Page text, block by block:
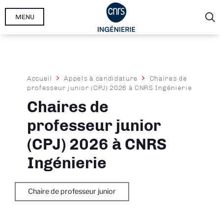
Aller
MENU
Fil
d'Ariane
Accueil Appels à candidature
Chaires de
professeur junior (CPJ) 2026 à CNRS Ingénierie
Chaires de
professeur junior
(CPJ) 2026 à CNRS
Ingénierie
Chaire de professeur junior